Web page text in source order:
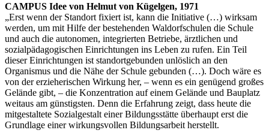
CAMPUS Idee von Helmut von Kügelgen, 1971
„Erst wenn der Standort fixiert ist, kann die Initiative (…) wirksam
werden, um mit Hilfe der bestehenden Waldorfschulen die Schule
und auch die autonomen, integrierten Betriebe, ärztlichen und
sozialpädagogischen Einrichtungen ins Leben zu rufen. Ein Teil
dieser Einrichtungen ist standortgebunden unlöslich an den
Organismus und die Nähe der Schule gebunden (…). Doch wäre es
von der erzieherischen Wirkung her, – wenn es ein genügend großes
Gelände gibt, – die Konzentration auf einem Gelände und Bauplatz
weitaus am günstigsten. Denn die Erfahrung zeigt, dass heute die
mitgestaltete Sozialgestalt einer Bildungsstätte überhaupt erst die
Grundlage einer wirkungsvollen Bildungsarbeit herstellt.